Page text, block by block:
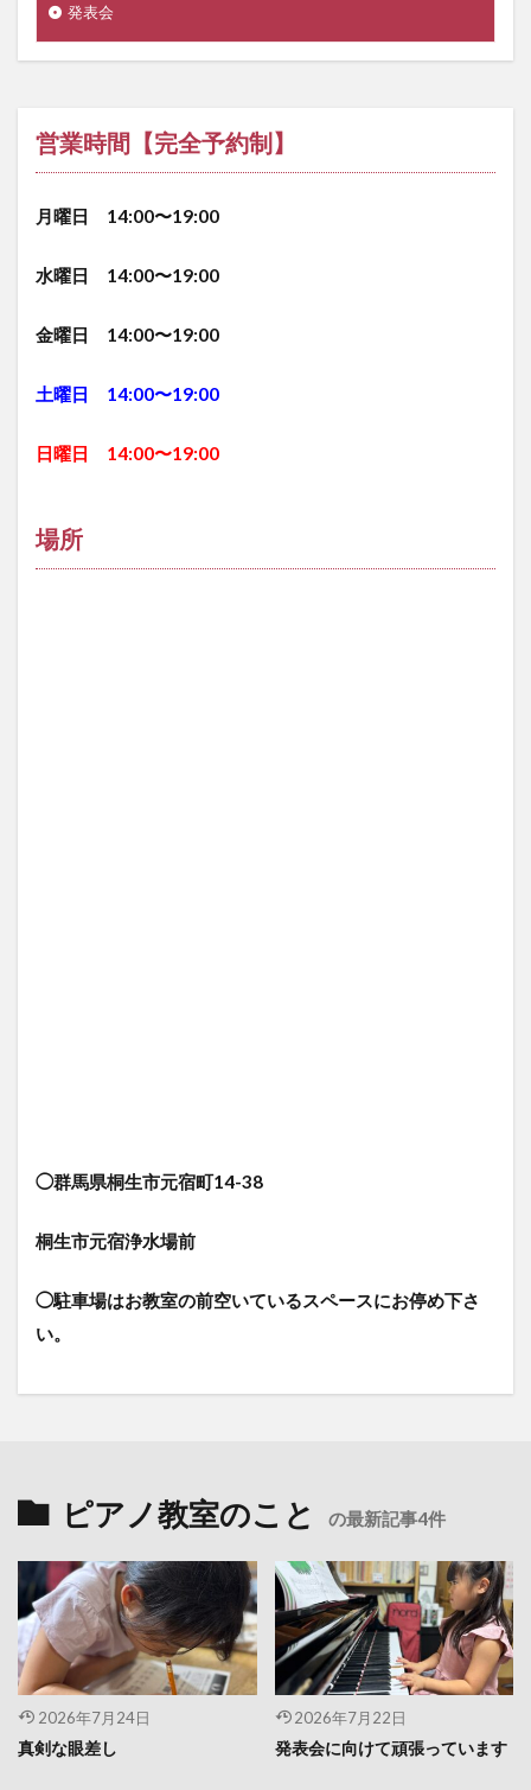
発表会
営業時間【完全予約制】
月曜日 14:00〜19:00
水曜日 14:00〜19:00
金曜日 14:00〜19:00
土曜日 14:00〜19:00
日曜日 14:00〜19:00
場所
◯群馬県桐生市元宿町14-38
桐生市元宿浄水場前
◯駐車場はお教室の前空いているスペースにお停め下さ
い。
ピアノ教室のこと の最新記事4件
2026年7月24日
真剣な眼差し
2026年7月22日
発表会に向けて頑張っています